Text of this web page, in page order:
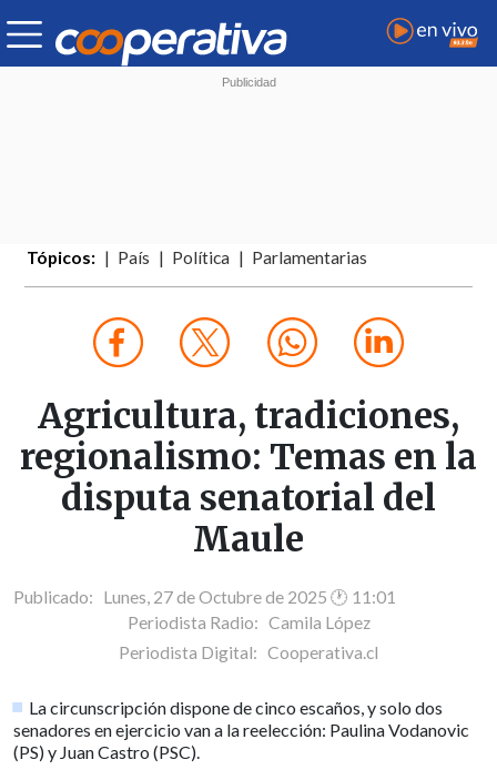
Tópicos: País Política Parlamentarias
Agricultura, tradiciones,
regionalismo: Temas en la
disputa senatorial del
Maule
Publicado: Lunes, 27 de Octubre de 2025 🕐 11:01
Periodista Radio: Camila López
Periodista Digital: Cooperativa.cl
La circunscripción dispone de cinco escaños, y solo dos
senadores en ejercicio van a la reelección: Paulina Vodanovic
(PS) y Juan Castro (PSC).